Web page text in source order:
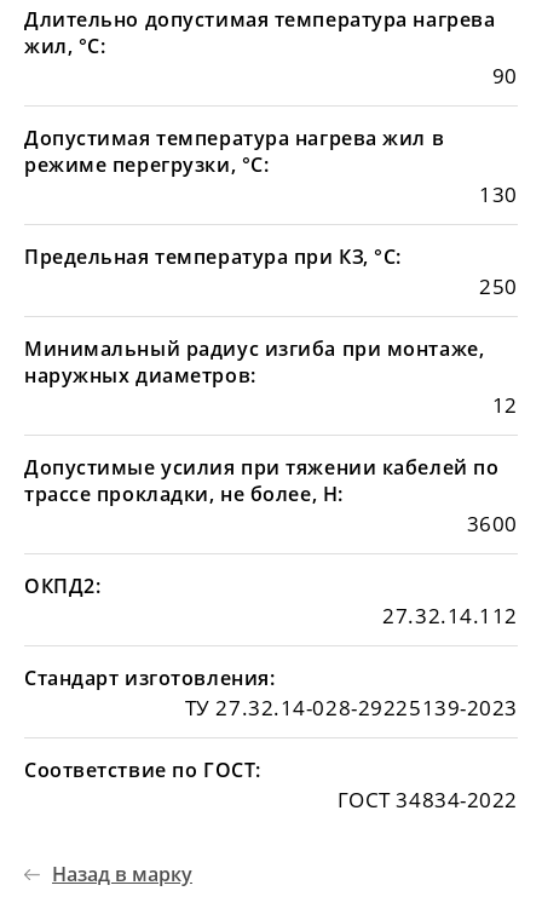
Длительно допустимая температура нагрева
жил, °С:
90
Допустимая температура нагрева жил в
режиме перегрузки, °С:
130
Предельная температура при КЗ, °С:
250
Минимальный радиус изгиба при монтаже,
наружных диаметров:
12
Допустимые усилия при тяжении кабелей по
трассе прокладки, не более, Н:
3600
ОКПД2:
27.32.14.112
Стандарт изготовления:
ТУ 27.32.14-028-29225139-2023
Соответствие по ГОСТ:
ГОСТ 34834-2022
Назад в марку